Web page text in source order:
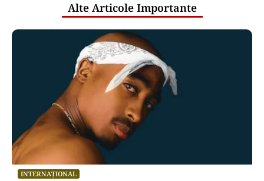
Alte Articole Importante
INTERNAȚIONAL